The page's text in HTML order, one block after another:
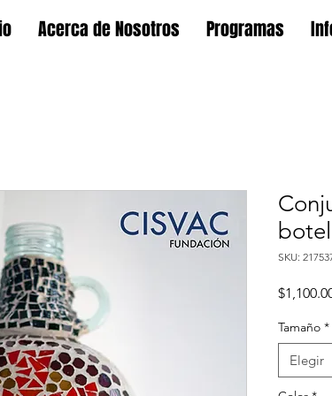
Acerca de Nosotros Programas
SKU:
Tamaño *
Elegir